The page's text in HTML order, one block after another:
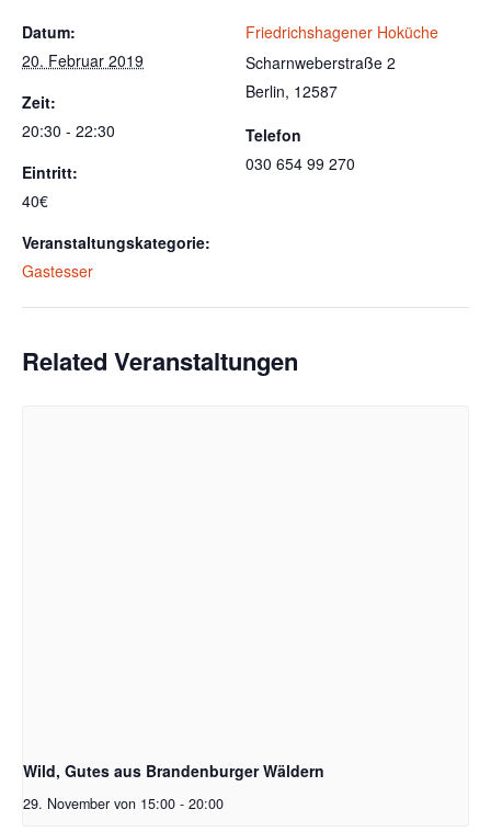
Datum:
20. Februar 2019
Zeit:
20:30 - 22:30
Eintritt:
40€
Veranstaltungskategorie:
Gastesser
Friedrichshagener Hoküche
Scharnweberstraße 2
Berlin, 12587
Telefon
030 654 99 270
Related Veranstaltungen
Wild, Gutes aus Brandenburger Wäldern
29. November von 15:00 - 20:00